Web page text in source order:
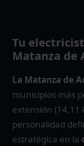
Tu
Matanza de
La Matanza de
municipios más
extensión (14,11
personalidad
estratégica en la